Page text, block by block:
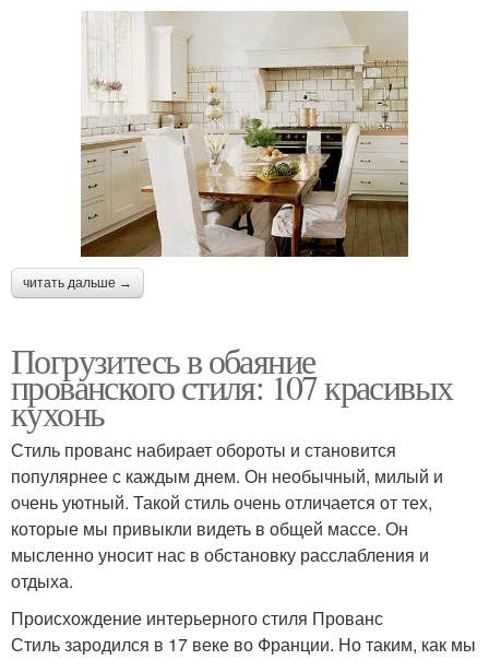
читать дальше →
Погрузитесь в обаяние
прованского стиля: 107 красивых
кухонь
Стиль прованс набирает обороты и становится
популярнее с каждым днем. Он необычный, милый и
очень уютный. Такой стиль очень отличается от тех,
которые мы привыкли видеть в общей массе. Он
мысленно уносит нас в обстановку расслабления и
отдыха.
Происхождение интерьерного стиля Прованс
Стиль зародился в 17 веке во Франции. Но таким, как мы